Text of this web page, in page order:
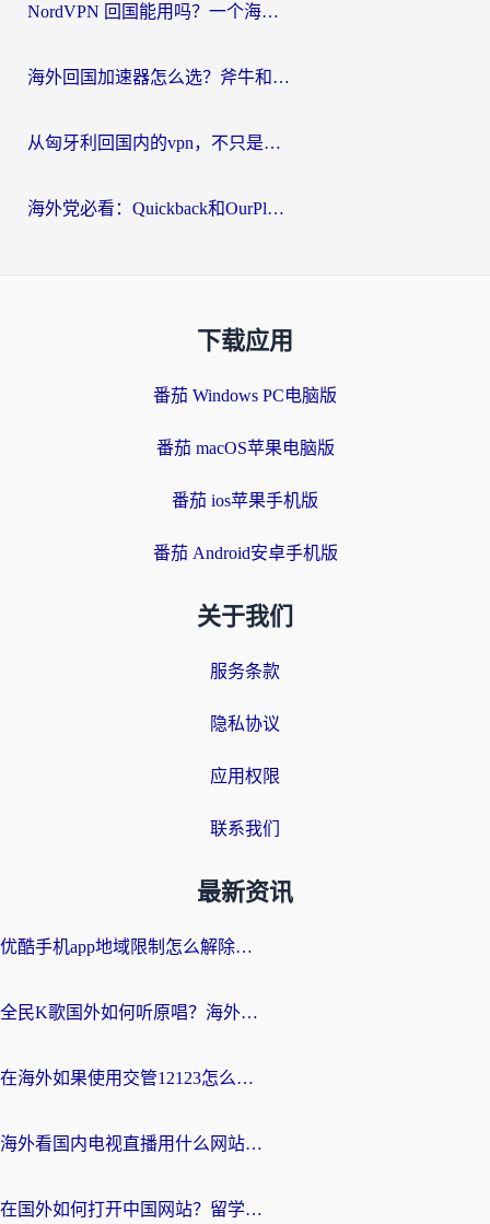
NordVPN 回国能用吗？一个海外用户必须面对的真实困境
海外回国加速器怎么选？斧牛和海龟哪个好？一篇帮你避开坑的实用指南
从匈牙利回国内的vpn，不只是为了刷剧那么简单
海外党必看：Quickback和OurPlay好用吗？3分钟选对回国加速器，无缝刷剧玩游戏
下载应用
番茄 Windows PC电脑版
番茄 macOS苹果电脑版
番茄 ios苹果手机版
番茄 Android安卓手机版
关于我们
服务条款
隐私协议
应用权限
联系我们
最新资讯
优酷手机app地域限制怎么解除？海外党亲测有效的追剧方案
全民K歌国外如何听原唱？海外党亲测有效的回国加速器选择指南
在海外如果使用交管12123怎么处理？留学生亲测有效的回国加速方案
海外看国内电视直播用什么网站比较好？一篇解决你所有追剧难题的实用指南
在国外如何打开中国网站？留学生与海外华人的无缝访问指南